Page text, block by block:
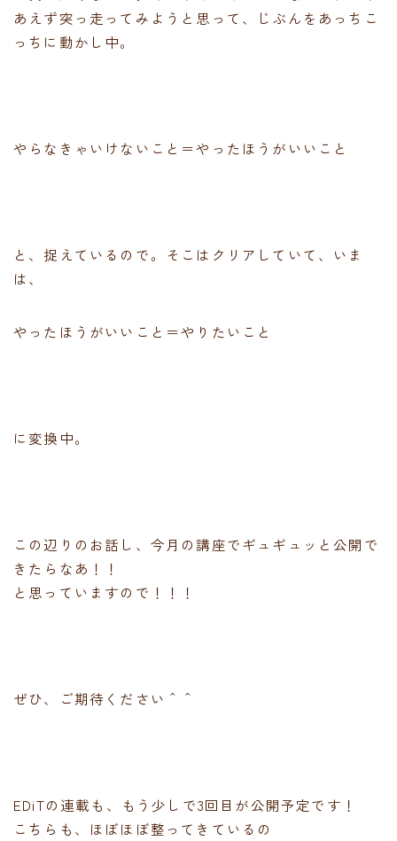
あえず突っ走ってみようと思って、じぶんをあっちこ
っちに動かし中。
やらなきゃいけないこと＝やったほうがいいこと
と、捉えているので。そこはクリアしていて、いま
は、
やったほうがいいこと＝やりたいこと
に変換中。
この辺りのお話し、今月の講座でギュギュッと公開で
きたらなあ！！
と思っていますので！！！
ぜひ、ご期待ください＾＾
EDiTの連載も、もう少しで3回目が公開予定です！
こちらも、ほぼほぼ整ってきているの